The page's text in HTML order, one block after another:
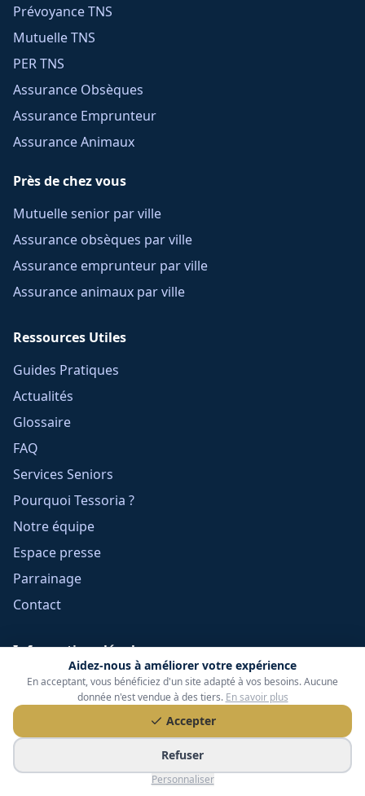
Aidez-nous à améliorer votre expérience
En acceptant, vous bénéficiez d'un site adapté à vos besoins. Aucune
donnée n'est vendue à des tiers. En savoir plus
Accepter
Refuser
Personnaliser
Prévoyance TNS
Mutuelle TNS
PER TNS
Assurance Obsèques
Assurance Emprunteur
Assurance Animaux
Près de chez vous
Mutuelle senior par ville
Assurance obsèques par ville
Assurance emprunteur par ville
Assurance animaux par ville
Ressources Utiles
Guides Pratiques
Actualités
Glossaire
FAQ
Services Seniors
Pourquoi Tessoria ?
Notre équipe
Espace presse
Parrainage
Contact
Informations légales
Mentions légales
Confidentialité
Cookies